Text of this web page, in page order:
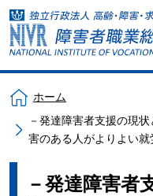
ホーム
－発達障害者支援の現
害のある人がよりよい就
－発達障害者